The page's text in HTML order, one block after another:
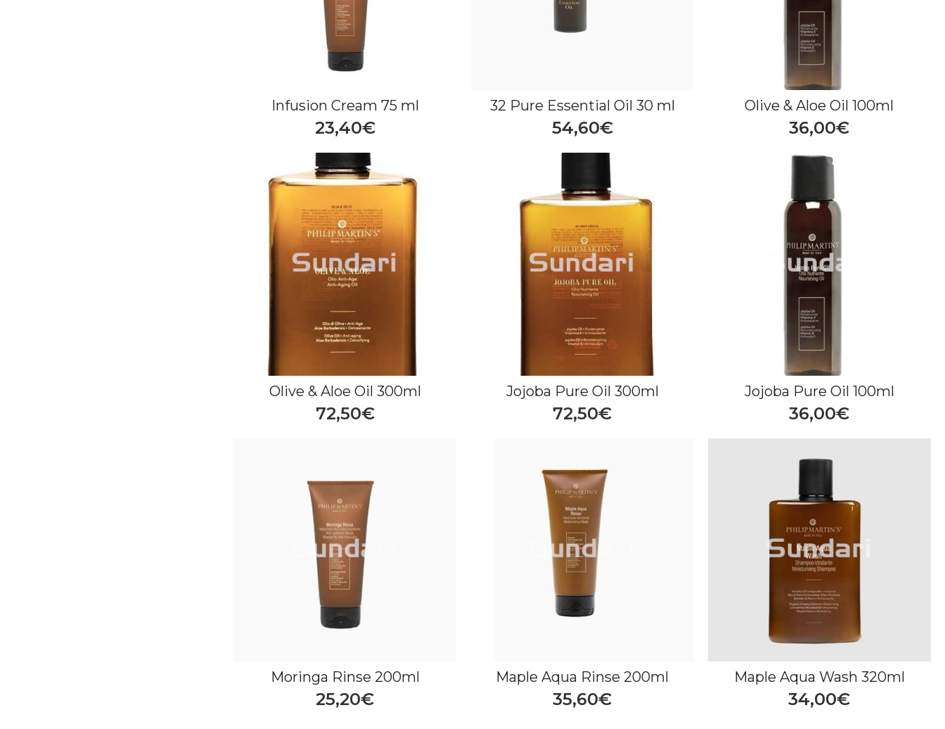
Infusion Cream 75 ml
23,40€
32 Pure Essential Oil 30 ml
54,60€
Olive & Aloe Oil 100ml
36,00€
Olive & Aloe Oil 300ml
72,50€
Jojoba Pure Oil 300ml
72,50€
Jojoba Pure Oil 100ml
36,00€
Moringa Rinse 200ml
25,20€
Maple Aqua Rinse 200ml
35,60€
Maple Aqua Wash 320ml
34,00€